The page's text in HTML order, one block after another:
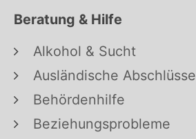
Beratung & Hilfe
Alkohol & Sucht
Ausländische Abschlüsse
Behördenhilfe
Beziehungsprobleme